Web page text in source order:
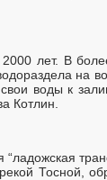
лет. В
на
воды к
Котлин.
Тосной,